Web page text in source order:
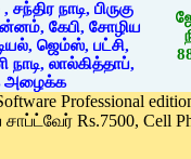
Professional
Rs.7500, Cell